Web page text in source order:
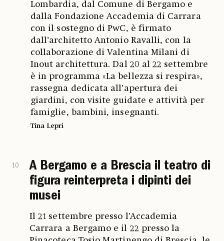
Lombardia, dal Comune di Bergamo e
dalla Fondazione Accademia di Carrara
con il sostegno di PwC, è firmato
dall’architetto Antonio Ravalli, con la
collaborazione di Valentina Milani di
Inout architettura. Dal 20 al 22 settembre
è in programma «La bellezza si respira»,
rassegna dedicata all’apertura dei
giardini, con visite guidate e attività per
famiglie, bambini, insegnanti.
Tina Lepri
10
A Bergamo e a Brescia il teatro di
figura reinterpreta i dipinti dei
musei
Il 21 settembre presso l’Accademia
Carrara a Bergamo e il 22 presso la